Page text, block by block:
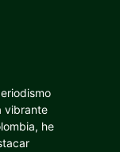
vibrante
he